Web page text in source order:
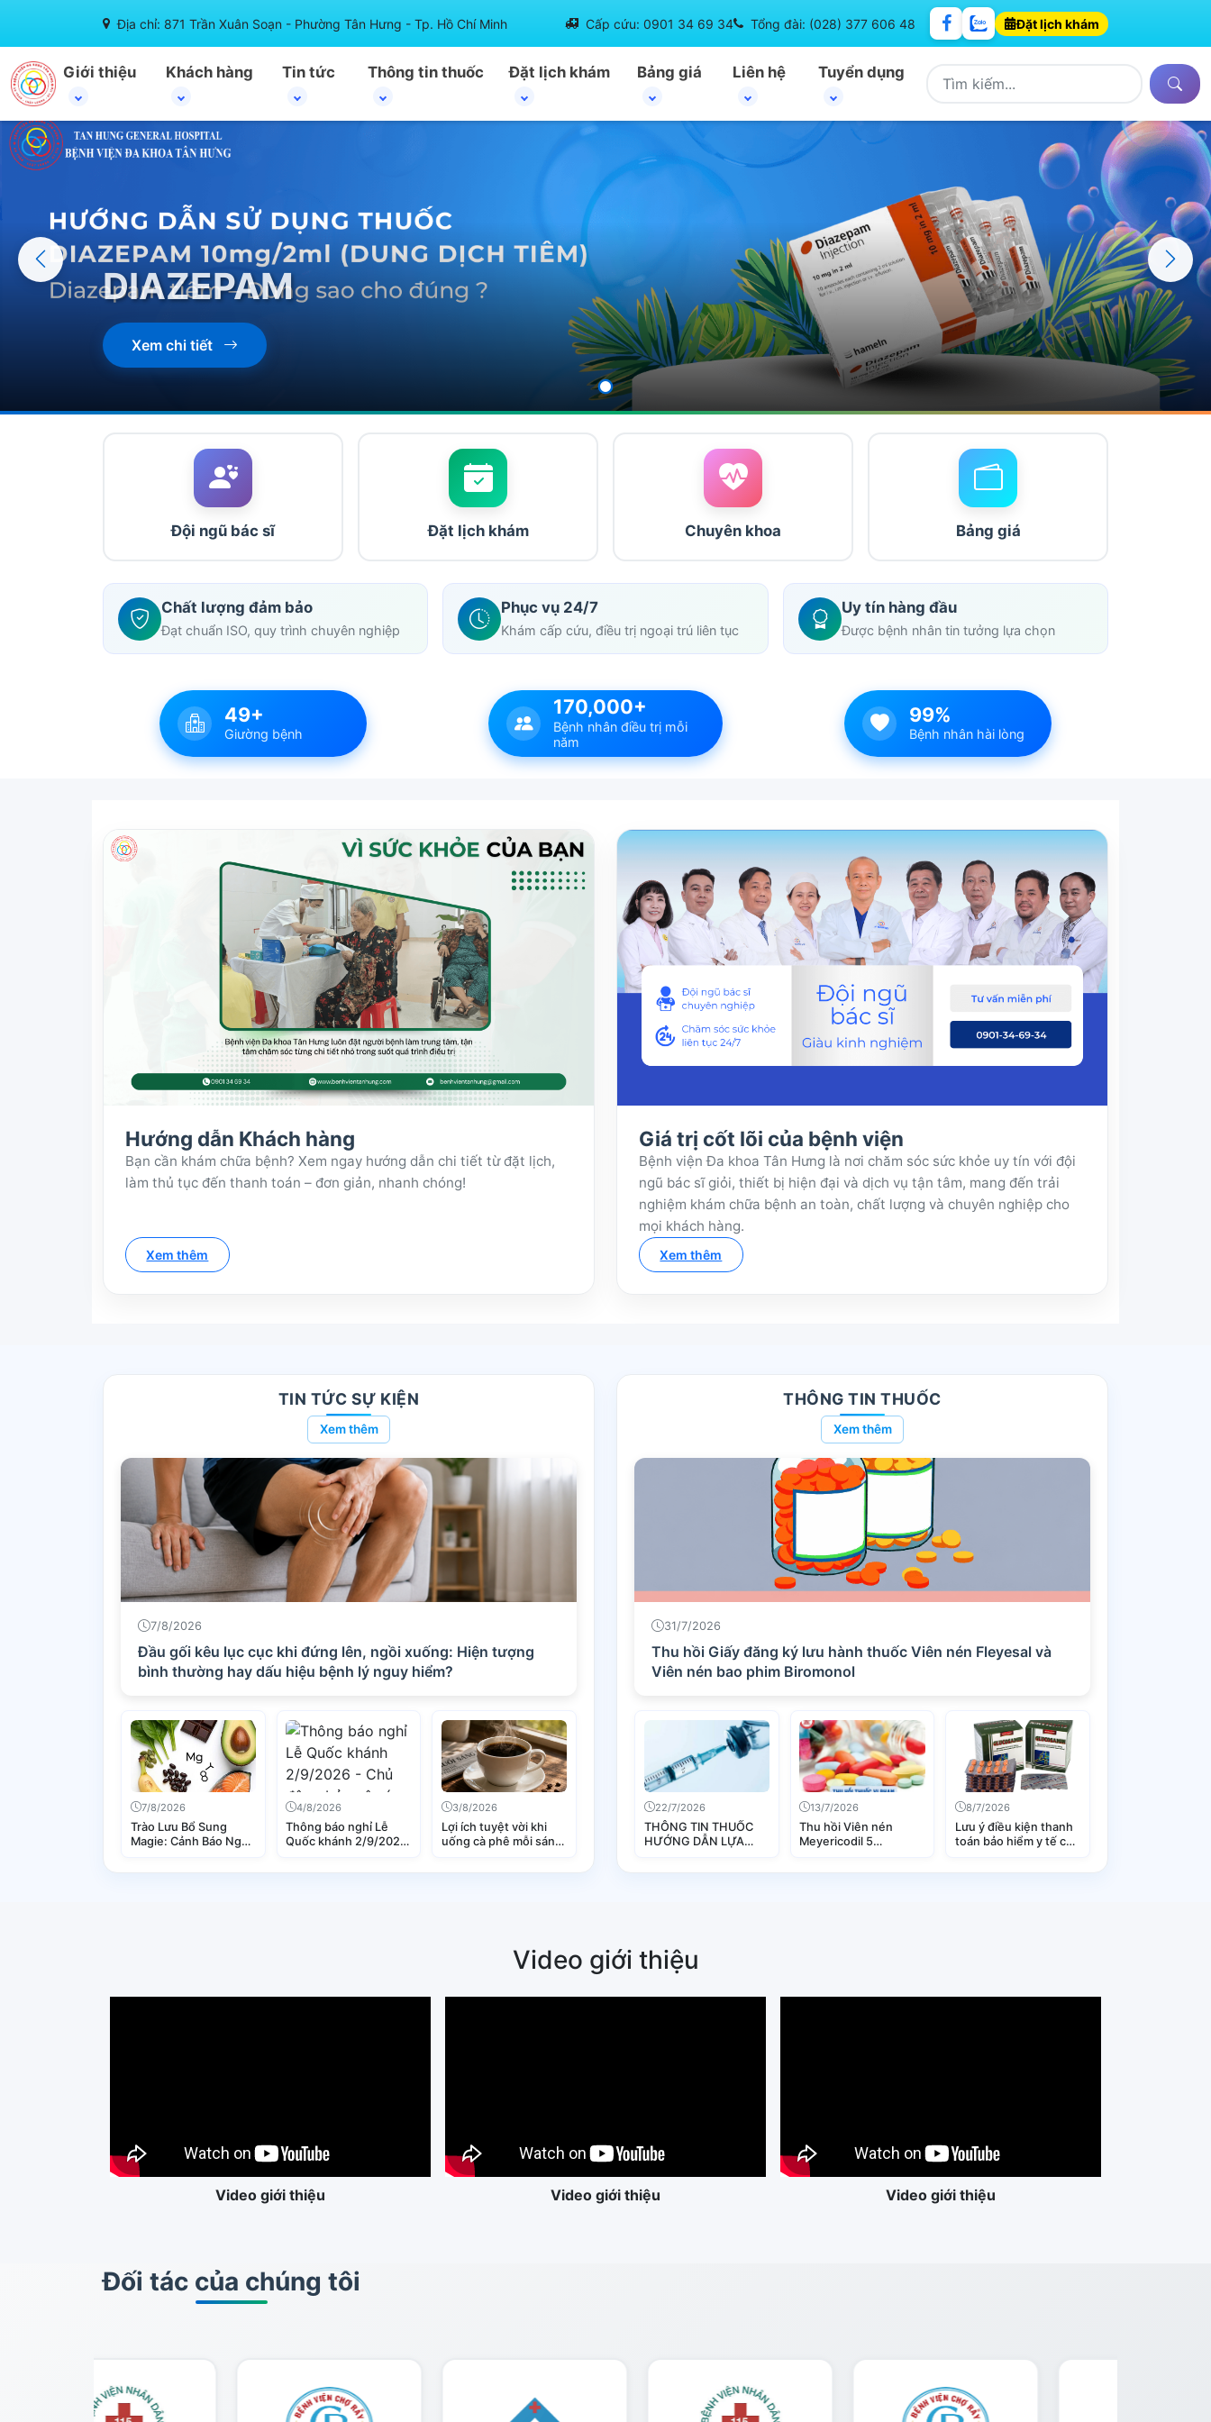
Địa chỉ: 871 Trần Xuân Soạn - Phường Tân Hưng - Tp. Hồ Chí Minh Cấp cứu: 0901 34 69 34 Tổng đài: (028) 377 606 48 Đặt lịch khám
Giới thiệu Khách hàng Tin tức Thông tin thuốc Đặt lịch khám Bảng giá Liên hệ Tuyển dụng
DIAZEPAM
Xem chi tiết
Đội ngũ bác sĩ Đặt lịch khám Chuyên khoa Bảng giá
Chất lượng đảm bảo
Đạt chuẩn ISO, quy trình chuyên nghiệp
Phục vụ 24/7
Khám cấp cứu, điều trị ngoại trú liên tục
Uy tín hàng đầu
Được bệnh nhân tin tưởng lựa chọn
49+
Giường bệnh
170,000+
Bệnh nhân điều trị mỗi
năm
99%
Bệnh nhân hài lòng
Hướng dẫn Khách hàng
Bạn cần khám chữa bệnh? Xem ngay hướng dẫn chi tiết từ đặt lịch,
làm thủ tục đến thanh toán – đơn giản, nhanh chóng!
Xem thêm
Giá trị cốt lõi của bệnh viện
Bệnh viện Đa khoa Tân Hưng là nơi chăm sóc sức khỏe uy tín với đội
ngũ bác sĩ giỏi, thiết bị hiện đại và dịch vụ tận tâm, mang đến trải
nghiệm khám chữa bệnh an toàn, chất lượng và chuyên nghiệp cho
mọi khách hàng.
Xem thêm
TIN TỨC SỰ KIỆN
Xem thêm
7/8/2026
Đầu gối kêu lục cục khi đứng lên, ngồi xuống: Hiện tượng
bình thường hay dấu hiệu bệnh lý nguy hiểm?
7/8/2026
Trào Lưu Bổ Sung
Magie: Cảnh Báo Nguy
4/8/2026
Thông báo nghỉ Lễ
Quốc khánh 2/9/2026
3/8/2026
Lợi ích tuyệt vời khi
uống cà phê mỗi sáng
THÔNG TIN THUỐC
Xem thêm
31/7/2026
Thu hồi Giấy đăng ký lưu hành thuốc Viên nén Fleyesal và
Viên nén bao phim Biromonol
22/7/2026
THÔNG TIN THUỐC
HƯỚNG DẪN LỰA
13/7/2026
Thu hồi Viên nén
Meyericodil 5
8/7/2026
Lưu ý điều kiện thanh
toán bảo hiểm y tế của
Video giới thiệu
Video giới thiệu Video giới thiệu Video giới thiệu
Đối tác của chúng tôi